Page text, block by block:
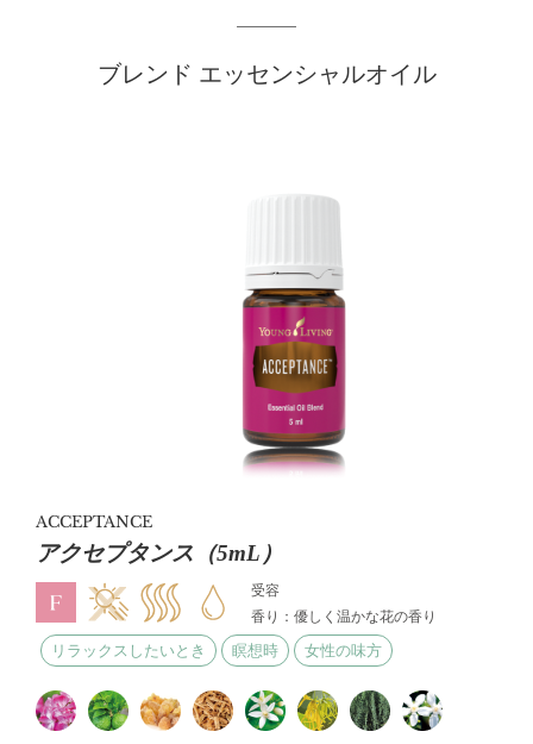
ブレンド エッセンシャルオイル
ACCEPTANCE
アクセプタンス（5mL）
受容
香り：優しく温かな花の香り
リラックスしたいとき 瞑想時 女性の味方